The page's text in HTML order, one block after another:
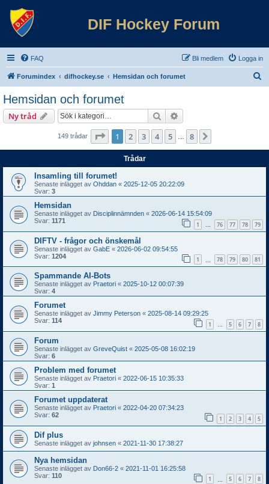
DIF Hockey Forum
FAQ Logga in
Bli medlem
Forumindex difhockey.se Hemsidan och forumet
Hemsidan och forumet
Ny tråd Sök
149 trådar Sida av 8
1 2 3 4 5 8
Trådar
Insamling till forumet!
Senaste inlägget av Ohddan « 2025-12-05 20:22:09
Svar: 3
Hemsidan
Senaste inlägget av Disciplinnämnden « 2026-06-14 15:54:09
Svar: 1171 1 … 76 77 78 79
DIFTV - frågor och önskemål
Senaste inlägget av GabE « 2026-06-02 09:54:55
Svar: 1204 1 78 79 80 81
Spammande AI-Bots
Senaste inlägget av Praetori « 2025-10-12 00:07:39
Svar: 4
Forumet
Senaste inlägget av Jimmy Peterson « 2025-08-14 09:29:25
Svar: 114 1 … 5 6 7 8
Forum
Senaste inlägget av GreveQuist « 2025-05-08 16:02:19
Svar: 6
Problem med forumet
Senaste inlägget av Praetori « 2022-06-15 10:35:33
Svar: 1
Forumet uppdaterat
Senaste inlägget av Praetori « 2022-04-20 07:34:23
Svar: 62 1 2 3 4 5
Dif plus
Senaste inlägget av johnsen « 2021-11-30 17:38:27
Nya hemsidan
Senaste inlägget av Don66-2 « 2021-11-01 16:25:58
Svar: 110 1 5 6 7 8